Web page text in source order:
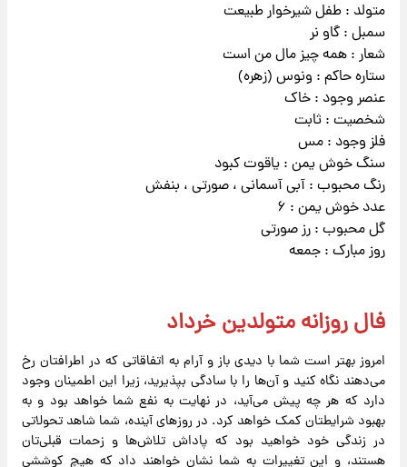
متولد : طفل شیرخوار طبیعت
سمبل : گاو نر
شعار : همه چیز مال من است
ستاره حاکم : ونوس (زهره)
عنصر وجود : خاک
شخصیت : ثابت
فلز وجود : مس
سنگ خوش یمن : یاقوت کبود
رنگ محبوب : آبی آسمانی ، صورتی ، بنفش
عدد خوش یمن : ۶
گل محبوب : رز صورتی
روز مبارک : جمعه
فال روزانه متولدین خرداد
امروز بهتر است شما با دیدی باز و آرام به اتفاقاتی که در اطرافتان رخ
می‌دهند نگاه کنید و آن‌ها را با سادگی بپذیرید، زیرا این اطمینان وجود
دارد که هر چه پیش می‌آید، در نهایت به نفع شما خواهد بود و به
بهبود شرایطتان کمک خواهد کرد. در روزهای آینده، شما شاهد تحولاتی
در زندگی خود خواهید بود که پاداش تلاش‌ها و زحمات قبلی‌تان
هستند، و این تغییرات به شما نشان خواهند داد که هیچ کوششی